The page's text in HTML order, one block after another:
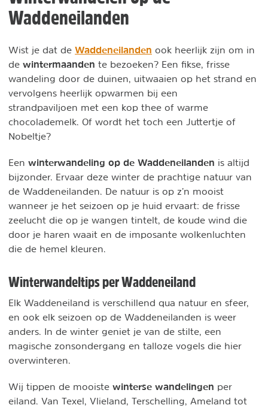
Waddeneilanden
Wist je dat de Waddeneilanden ook heerlijk zijn om in
de wintermaanden te bezoeken? Een fikse, frisse
wandeling door de duinen, uitwaaien op het strand en
vervolgens heerlijk opwarmen bij een
strandpaviljoen met een kop thee of warme
chocolademelk. Of wordt het toch een Juttertje of
Nobeltje?
Een winterwandeling op de Waddeneilanden is altijd
bijzonder. Ervaar deze winter de prachtige natuur van
de Waddeneilanden. De natuur is op z’n mooist
wanneer je het seizoen op je huid ervaart: de frisse
zeelucht die op je wangen tintelt, de koude wind die
door je haren waait en de imposante wolkenluchten
die de hemel kleuren.
Winterwandeltips per Waddeneiland
Elk Waddeneiland is verschillend qua natuur en sfeer,
en ook elk seizoen op de Waddeneilanden is weer
anders. In de winter geniet je van de stilte, een
magische zonsondergang en talloze vogels die hier
overwinteren.
Wij tippen de mooiste winterse wandelingen per
eiland. Van Texel, Vlieland, Terschelling, Ameland tot